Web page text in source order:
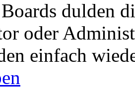
dulden
oder
einfach